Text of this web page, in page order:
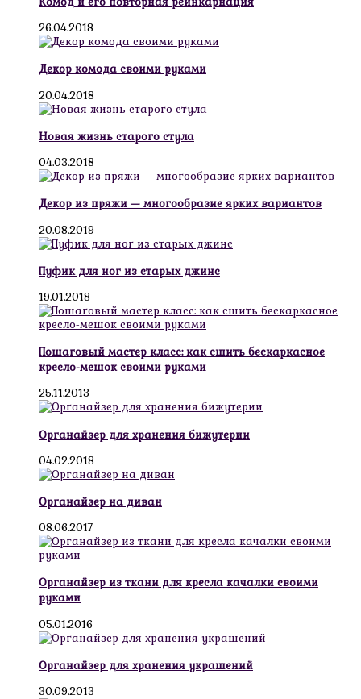
26.04.2018
Декор комода своими руками
20.04.2018
Новая жизнь старого стула
04.03.2018
Декор из пряжи — многообразие ярких вариантов
20.08.2019
Пуфик для ног из старых джинс
19.01.2018
Пошаговый мастер класс: как сшить бескаркасное
кресло-мешок своими руками
25.11.2013
Органайзер для хранения бижутерии
04.02.2018
Органайзер на диван
08.06.2017
Органайзер из ткани для кресла качалки своими
руками
05.01.2016
Органайзер для хранения украшений
30.09.2013